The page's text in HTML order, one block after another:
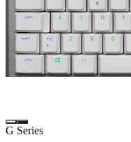
G Series